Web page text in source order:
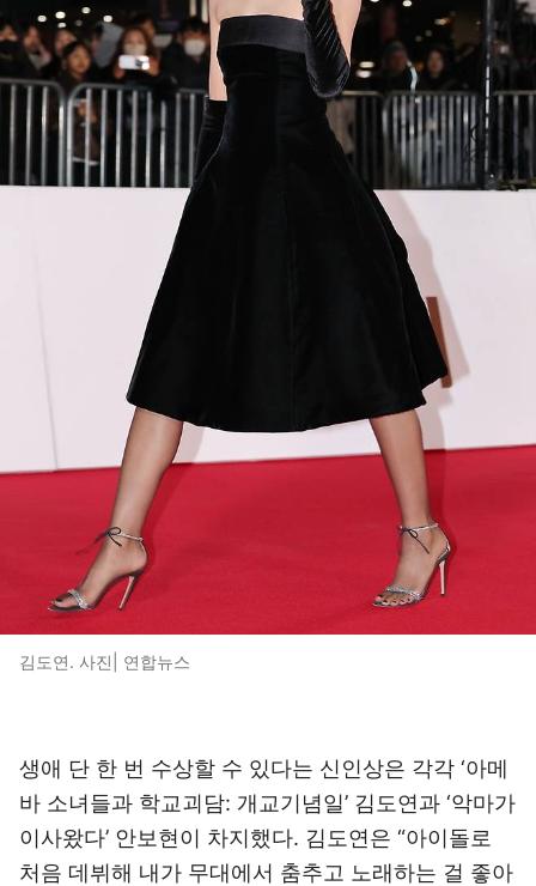
김도연. 사진| 연합뉴스
생애 단 한 번 수상할 수 있다는 신인상은 각각 ‘아메
바 소녀들과 학교괴담: 개교기념일’ 김도연과 ‘악마가
이사왔다’ 안보현이 차지했다. 김도연은 “아이돌로
처음 데뷔해 내가 무대에서 춤추고 노래하는 걸 좋아